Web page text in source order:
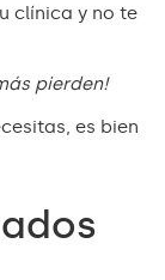
clínica y no te
pierden!
es bien